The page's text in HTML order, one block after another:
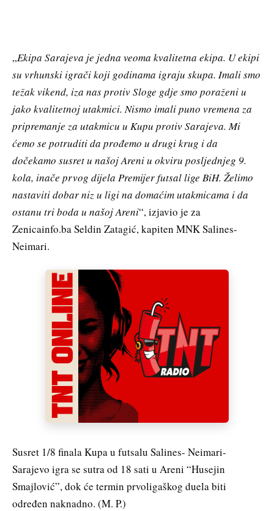
„Ekipa Sarajeva je jedna veoma kvalitetna ekipa. U ekipi
su vrhunski igrači koji godinama igraju skupa. Imali smo
težak vikend, iza nas protiv Sloge gdje smo poraženi u
jako kvalitetnoj utakmici. Nismo imali puno vremena za
pripremanje za utakmicu u Kupu protiv Sarajeva. Mi
ćemo se potruditi da prođemo u drugi krug i da
dočekamo susret u našoj Areni u okviru posljednjeg 9.
kola, inače prvog dijela Premijer futsal lige BiH. Želimo
nastaviti dobar niz u ligi na domaćim utakmicama i da
ostanu tri boda u našoj Areni“, izjavio je za
Zenicainfo.ba Seldin Zatagić, kapiten MNK Salines-
Neimari.
Susret 1/8 finala Kupa u futsalu Salines- Neimari-
Sarajevo igra se sutra od 18 sati u Areni “Husejin
Smajlović”, dok će termin prvoligaškog duela biti
određen naknadno. (M. P.)